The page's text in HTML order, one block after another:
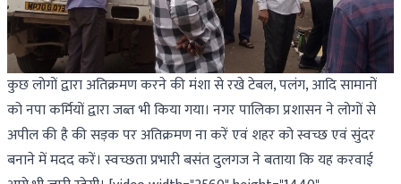
कुछ लोगों द्वारा अतिक्रमण करने की मंशा से रखे टेबल, पलंग, आदि सामानों
को नपा कर्मियों द्वारा जब्त भी किया गया। नगर पालिका प्रशासन ने लोगों से
अपील की है की सड़क पर अतिक्रमण ना करें एवं शहर को स्वच्छ एवं सुंदर
बनाने में मदद करें। स्वच्छता प्रभारी बसंत दुलगज ने बताया कि यह करवाई